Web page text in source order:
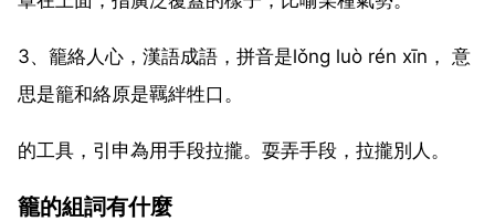
3、籠絡人心，漢語成語，拼音是lǒng luò rén xīn， 意
思是籠和絡原是羈絆牲口。
的工具，引申為用手段拉攏。耍弄手段，拉攏別人。
籠的組詞有什麼